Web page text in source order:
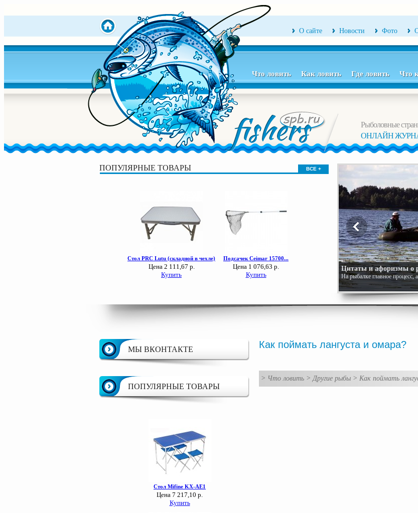
О сайте Новости Фото
Что ловить Как ловить Где ловить Что
Рыболовные
ОНЛАЙН
ПОПУЛЯРНЫЕ ТОВАРЫ ВСЕ +
Цитаты и афоризмы о
На рыбалке главное
МЫ ВКОНТАКТЕ
ПОПУЛЯРНЫЕ ТОВАРЫ
Как поймать лангуста и омара?
> Что ловить > Другие рыбы > Как поймать